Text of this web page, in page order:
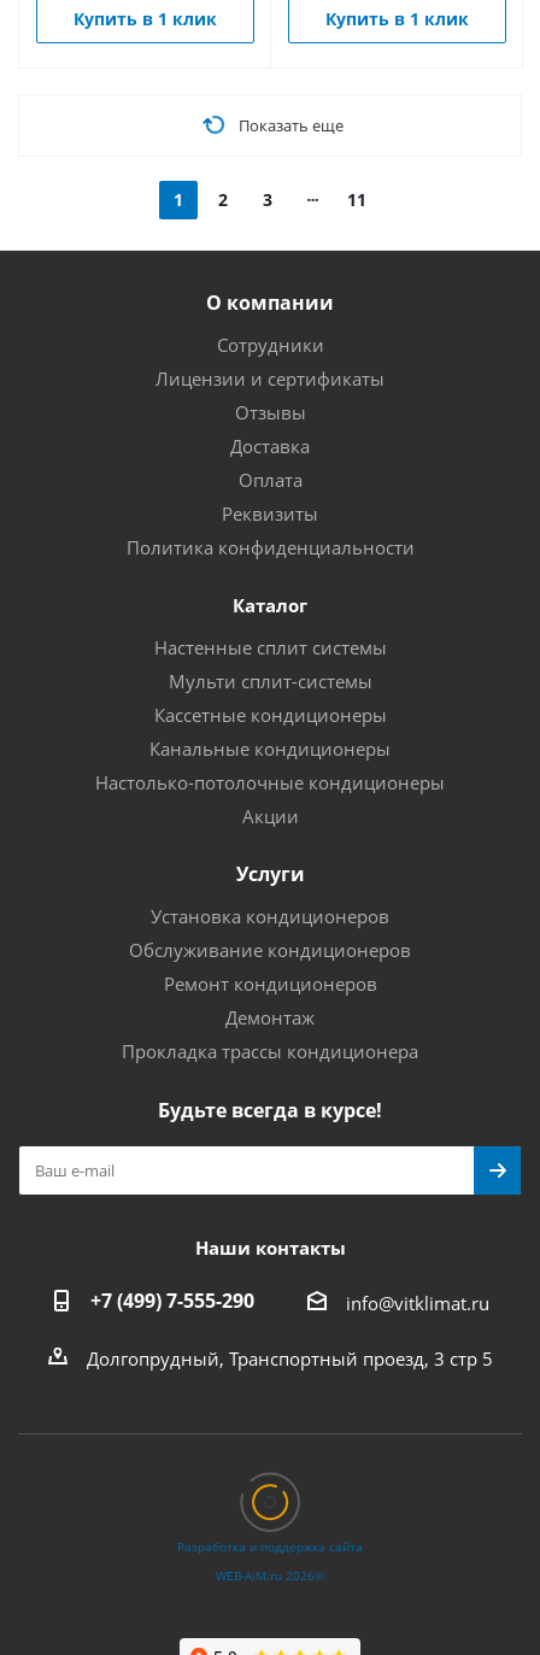
Купить в 1 клик Купить в 1 клик
Показать еще
1 2 3 11
О компании
Сотрудники
Лицензии и сертификаты
Отзывы
Доставка
Оплата
Реквизиты
Политика конфиденциальности
Каталог
Настенные сплит системы
Мульти сплит-системы
Кассетные кондиционеры
Канальные кондиционеры
Настолько-потолочные кондиционеры
Акции
Услуги
Установка кондиционеров
Обслуживание кондиционеров
Ремонт кондиционеров
Демонтаж
Прокладка трассы кондиционера
Будьте всегда в курсе!
Наши контакты
+7 (499) 7-555-290 info@vitklimat.ru
Долгопрудный, Транспортный проезд, 3 стр 5
Разработка и поддержка сайта
WEB‑AiM.ru 2026©